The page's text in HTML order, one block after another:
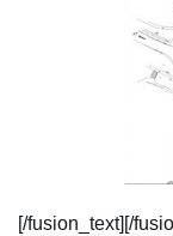
[/fusion_text][/